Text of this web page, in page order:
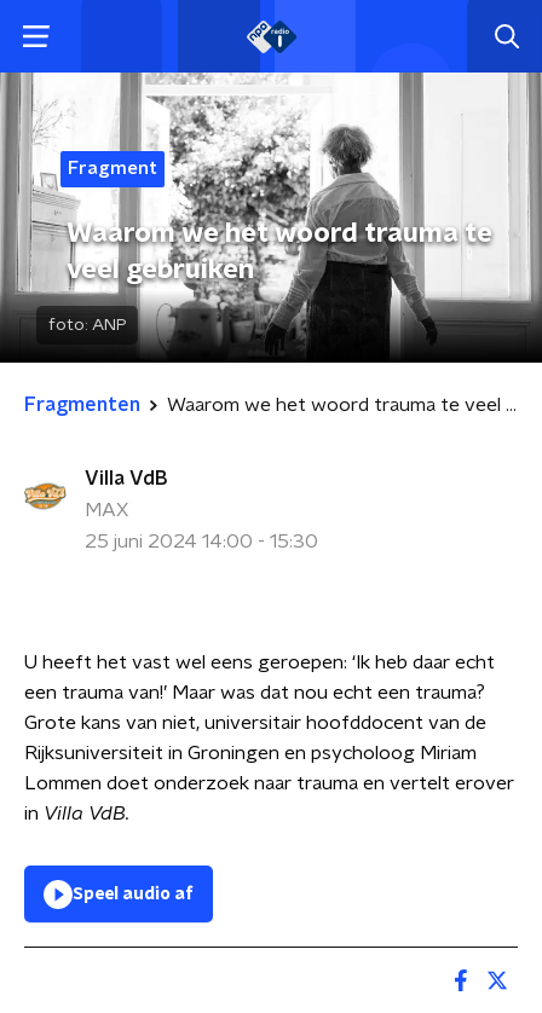
Fragment
Waarom we het woord trauma te
veel gebruiken
foto: ANP
Fragmenten Waarom we het woord trauma te veel gebruiken
Villa VdB
MAX
25 juni 2024 14:00 - 15:30
U heeft het vast wel eens geroepen: ‘Ik heb daar echt
een trauma van!’ Maar was dat nou echt een trauma?
Grote kans van niet, universitair hoofddocent van de
Rijksuniversiteit in Groningen en psycholoog Miriam
Lommen doet onderzoek naar trauma en vertelt erover
in Villa VdB.
Speel audio af